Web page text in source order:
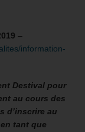
–
information-
Destival pour
au cours des
d’inscrire au
tant que